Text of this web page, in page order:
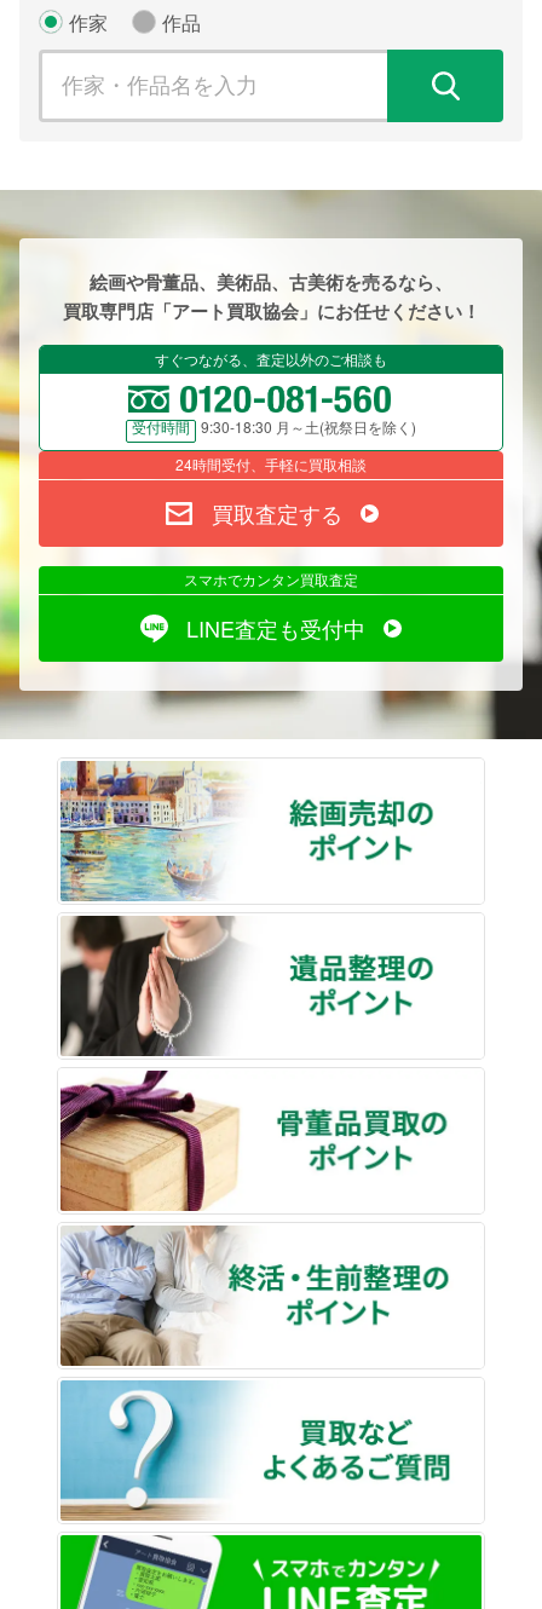
作家 作品
絵画や骨董品、美術品、古美術を売るなら、
買取専門店「アート買取協会」にお任せください！
すぐつながる、査定以外のご相談も
受付時間
9:30-18:30 月～土(祝祭日を除く)
24時間受付、手軽に買取相談
買取査定する
スマホでカンタン買取査定
LINE査定も受付中